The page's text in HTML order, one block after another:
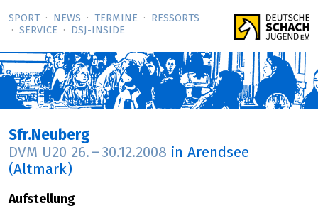
SPORT NEWS TERMINE
RESSORTS
SERVICE
DSJ-­INSIDE
Sfr.Neuberg
DVM U20 26. – 30.12.2008 in Arendsee
(Altmark)
Aufstellung